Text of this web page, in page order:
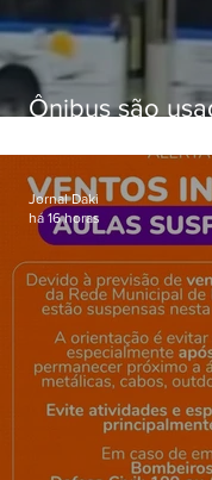
Ônibus são
Gardênia Azul
Jornal Daki
há 16 horas